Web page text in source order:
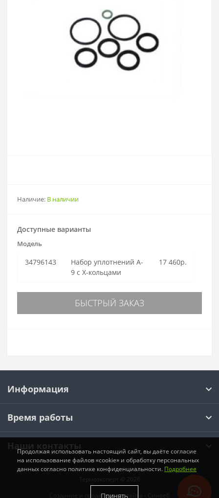
Наличие: В наличии
Доступные варианты
Модель
34796143
Набор уплотнений A-
9 с X-кольцами
17 460р.
БЫСТРЫЙ ЗАКАЗ
Информация
Время работы
Наши контакты
Термоэксперт © 2026
Создание и продвижение сайта -
Синвеб
Продолжая использовать настоящий сайт, вы даёте согласие
на использование файлов «cookie» и обработку персональных
данных согласно политике конфиденциальности. Подробнее
Принять